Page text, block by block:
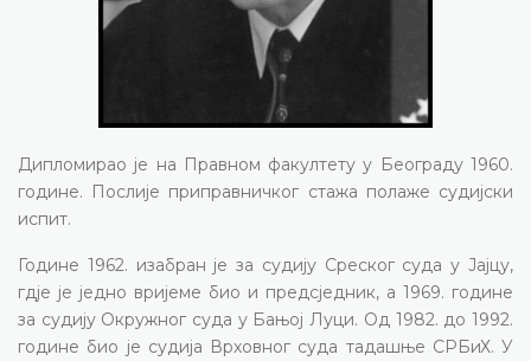
Дипломирао је на Правном факултету у Београду 1960.
године. Послије приправничког стажа полаже судијски
испит.
Године 1962. изабран је за судију Среског суда у Јајцу,
гдје је једно вријеме био и предсједник, а 1969. године
за судију Окружног суда у Бањој Луци. Од 1982. до 1992.
године био је судија Врховног суда тадашње СРБиХ. У